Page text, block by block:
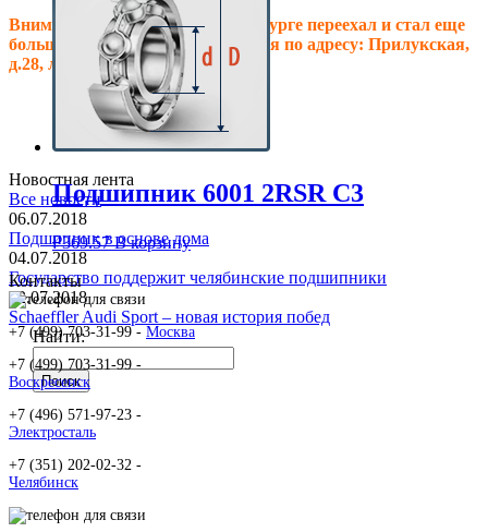
Внимание! Офис в Санкт-Петербурге переехал и стал еще
больше, теперь мы располагаемся по адресу: Прилукская,
д.28, литер.А! Ждем Вас в гости!
Новостная лента
Все новости
06.07.2018
Подшипник в основе дома
04.07.2018
Государство поддержит челябинские подшипники
02.07.2018
Schaeffler Audi Sport – новая история побед
Найти:
Подшипник 6001 2RSR C3
₽369.57 В корзину
Контакты
+7 (499) 703-31-99 - Москва
+7 (499) 703-31-99 -
Воскресенск
+7 (496) 571-97-23 -
Электросталь
+7 (351) 202-02-32 -
Челябинск